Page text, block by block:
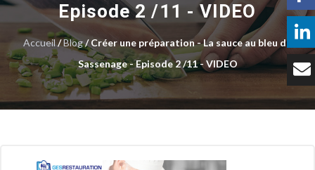
Nos autres
Solutions
Témoignages
Tarifs
Episode 2 /11 - VIDEO
Accueil/Blog/ Créer une préparation - La sauce au bleu de
Sassenage - Episode 2 /11 - VIDEO